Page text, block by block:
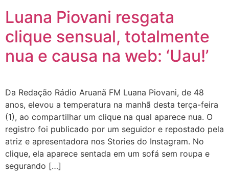
Luana Piovani resgata
clique sensual, totalmente
nua e causa na web: ‘Uau!’
Da Redação Rádio Aruanã FM Luana Piovani, de 48
anos, elevou a temperatura na manhã desta terça-feira
(1), ao compartilhar um clique na qual aparece nua. O
registro foi publicado por um seguidor e repostado pela
atriz e apresentadora nos Stories do Instagram. No
clique, ela aparece sentada em um sofá sem roupa e
segurando […]